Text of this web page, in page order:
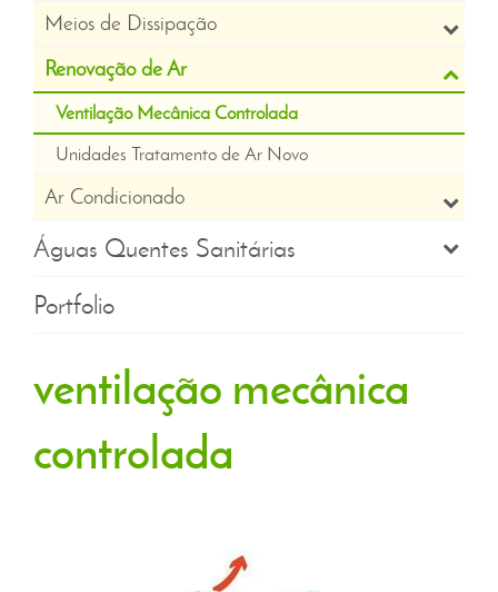
Meios de Dissipação
Renovação de Ar
Ventilação Mecânica Controlada
Unidades Tratamento de Ar Novo
Ar Condicionado
Águas Quentes Sanitárias
Portfolio
ventilação mecânica
controlada